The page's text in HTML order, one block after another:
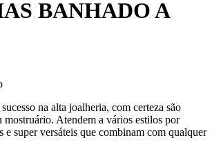
BANHADO A
na alta joalheria, com certeza são
mostruário. Atendem a vários estilos por
e super versáteis que combinam com qualquer